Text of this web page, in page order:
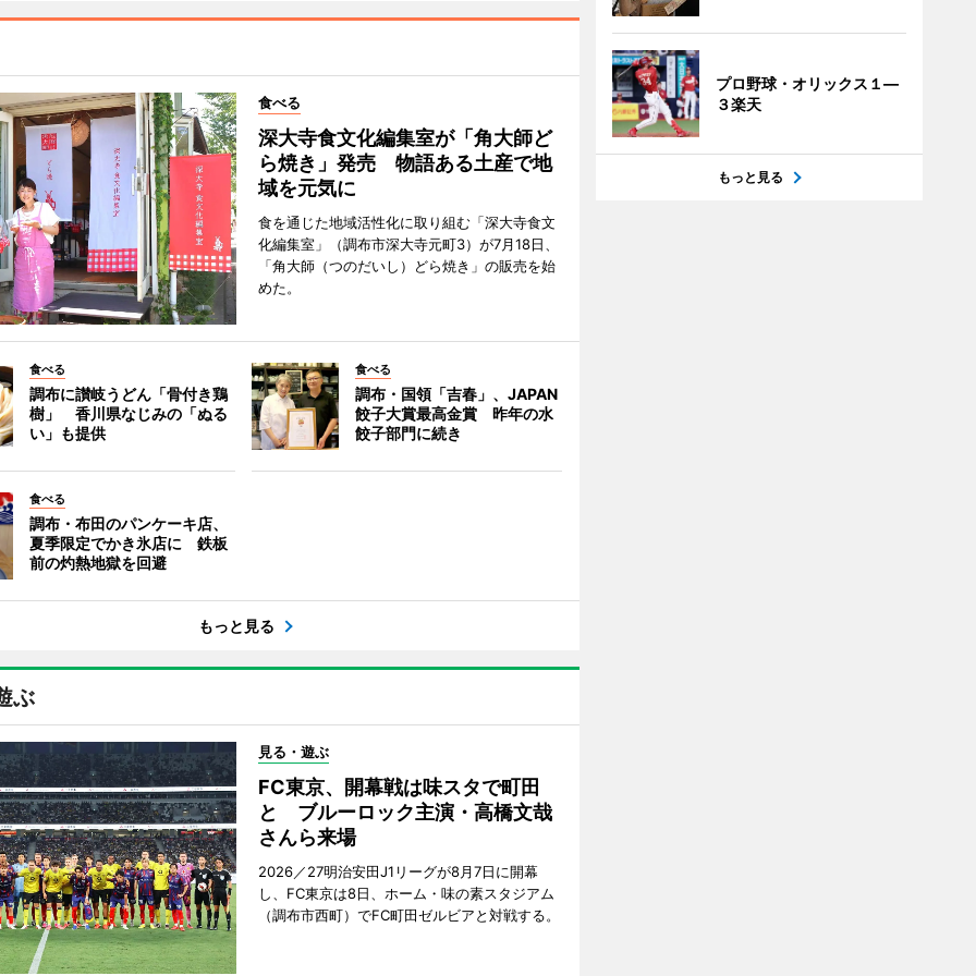
食べる
深大寺食文化編集室が「角大師ど
ら焼き」発売 物語ある土産で地
域を元気に
食を通じた地域活性化に取り組む「深大寺食文
化編集室」（調布市深大寺元町3）が7月18日、
「角大師（つのだいし）どら焼き」の販売を始
めた。
食べる
調布に讃岐うどん「骨付き鶏
樹」 香川県なじみの「ぬる
い」も提供
食べる
調布・国領「吉春」、JAPAN
餃子大賞最高金賞 昨年の水
餃子部門に続き
食べる
調布・布田のパンケーキ店、
夏季限定でかき氷店に 鉄板
前の灼熱地獄を回避
もっと見る
ぶ
見る・遊ぶ
FC東京、開幕戦は味スタで町田
と ブルーロック主演・高橋文哉
さんら来場
2026／27明治安田J1リーグが8月7日に開幕
し、FC東京は8日、ホーム・味の素スタジアム
（調布市西町）でFC町田ゼルビアと対戦する。
プロ野球・オリックス１―
３楽天
もっと見る